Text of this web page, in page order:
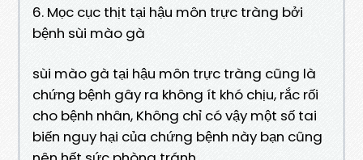
6. Mọc cục thịt tại hậu môn trực tràng bởi
bệnh sùi mào gà
sùi mào gà tại hậu môn trực tràng cũng là
chứng bệnh gây ra không ít khó chịu, rắc rối
cho bệnh nhân, Không chỉ có vậy một số tai
biến nguy hại của chứng bệnh này bạn cũng